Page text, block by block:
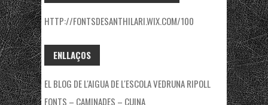
HTTP://FONTSDESANTHILARI.WIX.COM/100
ENLLAÇOS
EL BLOG DE L'AIGUA DE L'ESCOLA VEDRUNA RIPOLL
FONTS – CAMINADES – CUINA